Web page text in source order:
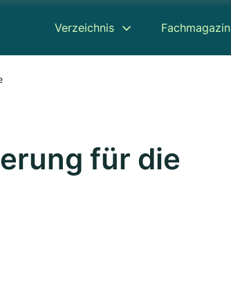
Verzeichnis Fachmagazin
für die